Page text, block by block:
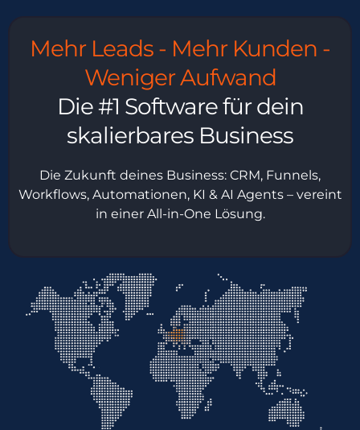
Mehr Leads - Mehr Kunden -
Weniger Aufwand
Die #1 Software für dein
skalierbares Business
Die Zukunft deines Business: CRM, Funnels,
Workflows, Automationen, KI & AI Agents – vereint
in einer All-in-One Lösung.